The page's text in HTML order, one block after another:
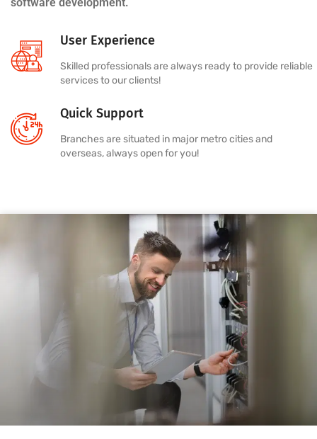
User Experience
Skilled professionals are always ready to provide reliable
services to our clients!
Quick Support
Branches are situated in major metro cities and
overseas, always open for you!